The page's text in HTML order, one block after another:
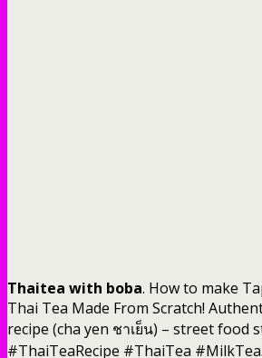
Thaitea with boba. How to make
Thai Tea Made From Scratch!
recipe (cha yen ชาเย็น) – street food
#ThaiTeaRecipe #ThaiTea